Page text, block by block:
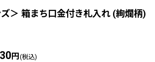
＞ 箱まち口金付き札入れ (絢爛柄)
円 (税込)